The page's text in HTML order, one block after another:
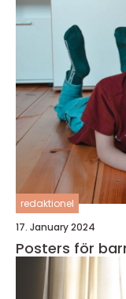
redaktionel
17. January 2024
Posters för